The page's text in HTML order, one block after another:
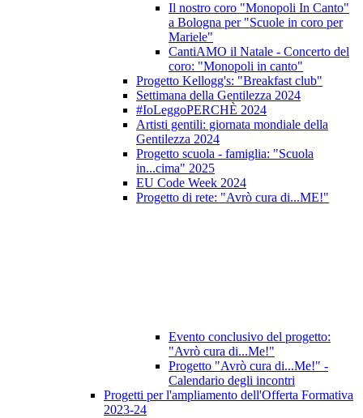
Il nostro coro "Monopoli In Canto"
a Bologna per "Scuole in coro per
Mariele"
CantiAMO il Natale - Concerto del
coro: "Monopoli in canto"
Progetto Kellogg's: "Breakfast club"
Settimana della Gentilezza 2024
#IoLeggoPERCHÈ 2024
Artisti gentili: giornata mondiale della
Gentilezza 2024
Progetto scuola - famiglia: "Scuola
in...cima" 2025
EU Code Week 2024
Progetto di rete: "Avrò cura di...ME!"
Evento conclusivo del progetto:
"Avrò cura di...Me!"
Progetto "Avrò cura di...Me!" -
Calendario degli incontri
Progetti per l'ampliamento dell'Offerta Formativa
2023-24